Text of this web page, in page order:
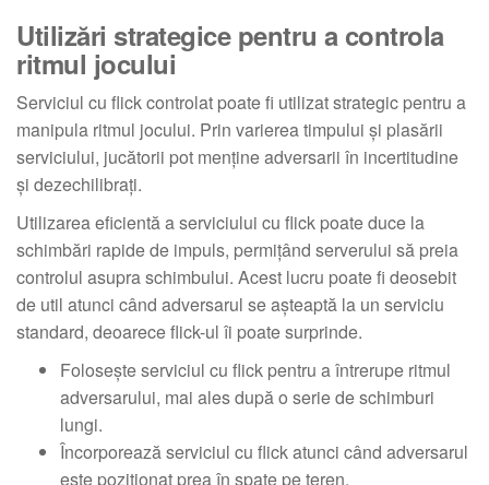
Utilizări strategice pentru a controla
ritmul jocului
Serviciul cu flick controlat poate fi utilizat strategic pentru a
manipula ritmul jocului. Prin varierea timpului și plasării
serviciului, jucătorii pot menține adversarii în incertitudine
și dezechilibrați.
Utilizarea eficientă a serviciului cu flick poate duce la
schimbări rapide de impuls, permițând serverului să preia
controlul asupra schimbului. Acest lucru poate fi deosebit
de util atunci când adversarul se așteaptă la un serviciu
standard, deoarece flick-ul îi poate surprinde.
Folosește serviciul cu flick pentru a întrerupe ritmul
adversarului, mai ales după o serie de schimburi
lungi.
Încorporează serviciul cu flick atunci când adversarul
este poziționat prea în spate pe teren.